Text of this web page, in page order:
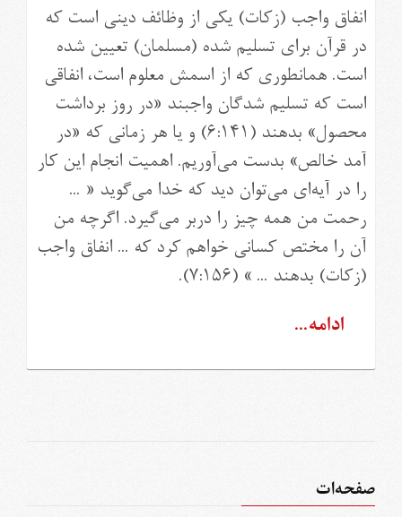
انفاق واجب (زکات) یکی از وظائف دینی است که
در قرآن برای تسلیم شده (مسلمان) تعیین شده
است. همانطوری که از اسمش معلوم است، انفاقی
است که تسلیم شدگان واجبند «در روز برداشت
محصول» بدهند (۶:۱۴۱) و یا هر زمانی که «در
آمد خالص» بدست می‌آوریم. اهمیت انجام این کار
را در آیه‌ای می‌توان دید که خدا می‌گوید « ...
رحمت من همه چيز را دربر می‌گيرد. اگرچه من
آن را مختص كسانی خواهم كرد كه ... انفاق واجب
(زكات) بدهند ... » (۷:۱۵۶).
ادامه...
صفحه‏‌ات